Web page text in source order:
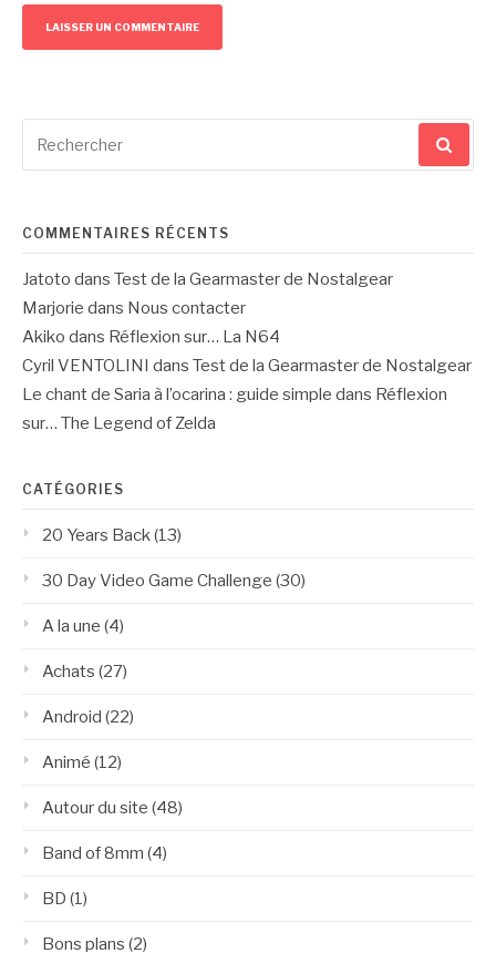
pour
COMMENTAIRES RÉCENTS
Jatoto dans Test de la Gearmaster de Nostalgear
Marjorie dans Nous contacter
Akiko dans Réflexion sur… La N64
Cyril VENTOLINI
dans Test de la Gearmaster de Nostalgear
Le chant de Saria à l’ocarina : guide simple dans Réflexion
sur… The Legend of Zelda
CATÉGORIES
20 Years Back(13)
30 Day Video Game Challenge (30)
A la une (4)
Achats (27)
Android (22)
Animé (12)
Autour du site (48)
Band of 8mm (4)
BD (1)
Bons plans (2)